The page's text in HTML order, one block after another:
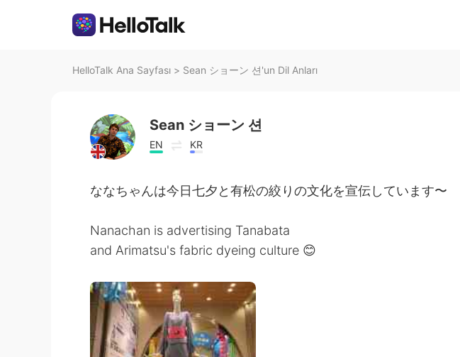
HelloTalk Ana Sayfası > Sean ショーン 션'un Dil Anları
Sean ショーン 션
EN KR
ななちゃんは今日七夕と有松の絞りの文化を宣伝しています〜
Nanachan is advertising Tanabata
and Arimatsu's fabric dyeing culture 😊